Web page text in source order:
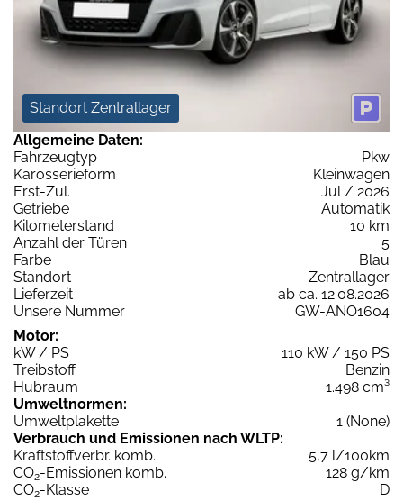
Standort Zentrallager
Allgemeine Daten:
Fahrzeugtyp
Pkw
Karosserieform
Kleinwagen
Erst-Zul.
Jul / 2026
Getriebe
Automatik
Kilometerstand
10 km
Anzahl der Türen
5
Farbe
Blau
Standort
Zentrallager
Lieferzeit
ab ca. 12.08.2026
Unsere Nummer
GW-ANO1604
Motor:
kW / PS
110 kW / 150 PS
Treibstoff
Benzin
Hubraum
1.498 cm³
Umweltnormen:
Umweltplakette
1 (None)
Verbrauch und Emissionen nach WLTP:
Kraftstoffverbr. komb.
5,7 l/100km
CO2-Emissionen komb.
128 g/km
CO2-Klasse
D